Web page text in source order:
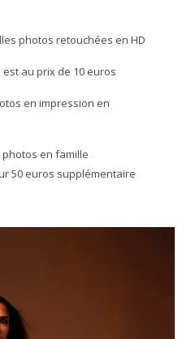
photos retouchées en HD
au prix de 10 euros
en impression en
photos en famille
50 euros supplémentaire